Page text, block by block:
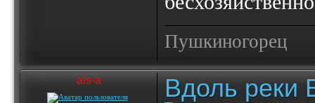
Пушкиногорец
als-a Вдоль реки